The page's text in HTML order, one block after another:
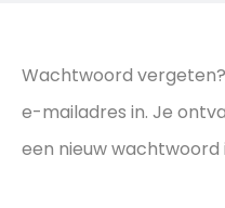
W
a
Wachtwoord
e-mailadres in. Je
een nieuw wachtwoord